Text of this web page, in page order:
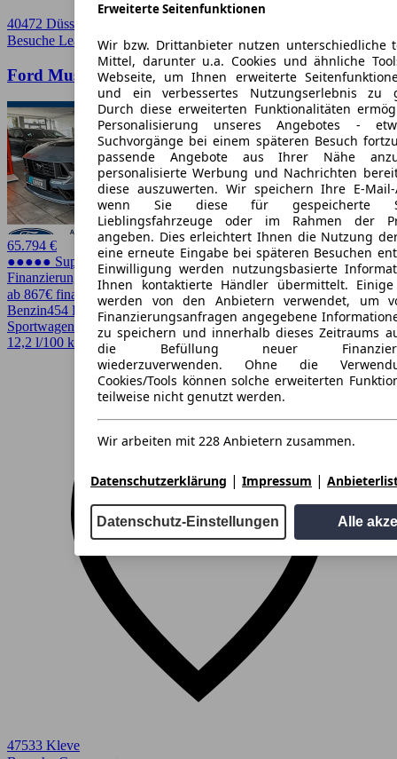
Erweiterte Seitenfunktionen
Wir bzw. Drittanbieter nutzen unterschiedliche
Mittel, darunter u.a. Cookies und ähnliche
Webseite, um Ihnen erweiterte
und ein verbessertes Nutzungserlebnis zu
Durch diese erweiterten Funktionalitäten
Personalisierung unseres Angebotes -
Suchvorgänge bei einem späteren Besuch
passende Angebote aus Ihrer Nähe
personalisierte Werbung und Nachrichten
diese auszuwerten. Wir speichern Ihre E-Mail-
wenn Sie diese für gespeicherte
Lieblingsfahrzeuge oder im Rahmen der
angeben. Dies erleichtert Ihnen die Nutzung
eine erneute Eingabe bei späteren Besuchen
Einwilligung werden nutzungsbasierte
Ihnen kontaktierte Händler übermittelt. Einige
werden von den Anbietern verwendet, um
Finanzierungsanfragen angegebene
zu speichern und innerhalb dieses Zeitraums
die Befüllung neuer
wiederzuverwenden. Ohne die
Cookies/Tools können solche erweiterten
teilweise nicht genutzt werden.
Wir arbeiten mit 228 Anbietern zusammen.
Datenschutzerklärung | Impressum |
Datenschutz-Einstellungen Alle
40472 Düsseldorf
Besuche Leasingmarkt➚
Ford Mustang 5.0 Ti-VCT V8 Dark Horse 2 Türen
65.794 €
●●●●● Super Preis
Finanzierung möglich
ab 867€ finanzieren ↗
Benzin454 PS (334 kW)10 kmEZ -/2026 Schaltgetriebe Coupe /
Sportwagen 2 Türen
12,2 l/100 km (komb.)* · 279 g/km CO2* · CO2-Klasse G
47533 Kleve